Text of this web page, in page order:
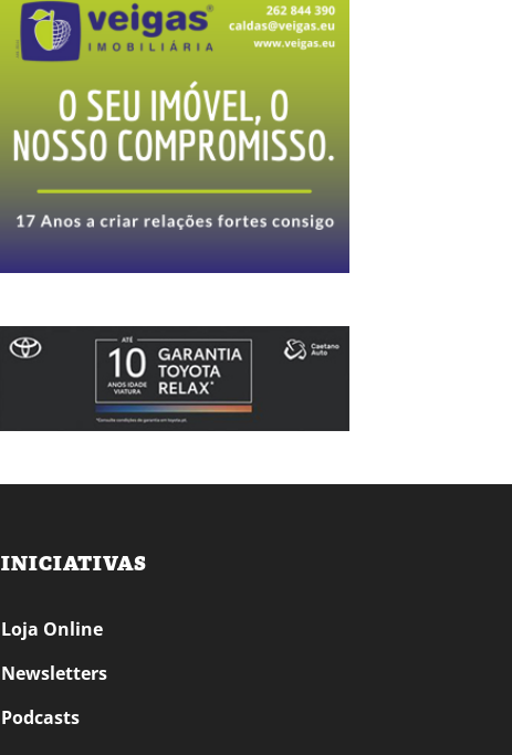
INICIATIVAS
Loja Online
Newsletters
Podcasts